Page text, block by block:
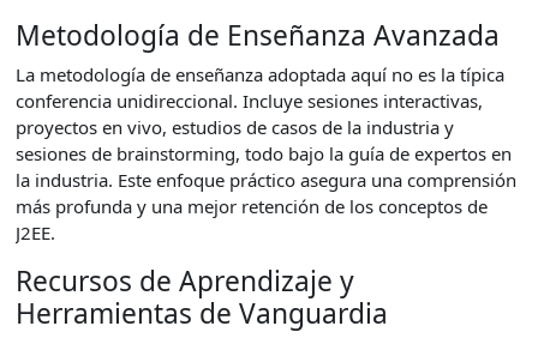
Metodología de Enseñanza Avanzada
La metodología de enseñanza adoptada aquí no es la típica
conferencia unidireccional. Incluye sesiones interactivas,
proyectos en vivo, estudios de casos de la industria y
sesiones de brainstorming, todo bajo la guía de expertos en
la industria. Este enfoque práctico asegura una comprensión
más profunda y una mejor retención de los conceptos de
J2EE.
Recursos de Aprendizaje y
Herramientas de Vanguardia